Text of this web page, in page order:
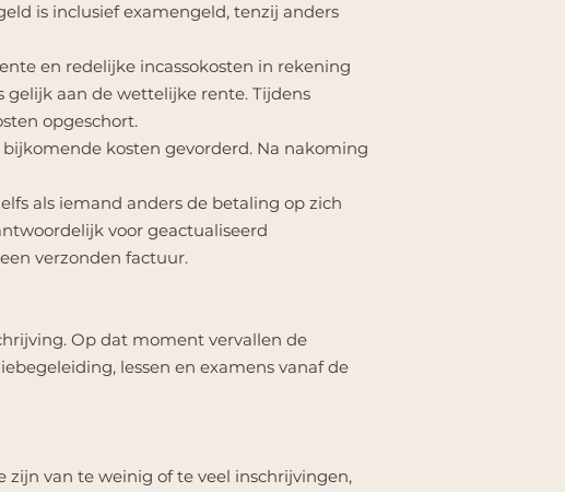
is inclusief examengeld, tenzij anders
en redelijke incassokosten in rekening
aan de wettelijke rente. Tijdens
opgeschort.
kosten gevorderd. Na nakoming
als iemand anders de betaling op zich
voor geactualiseerd
verzonden factuur.
Op dat moment vervallen de
lessen en examens vanaf de
zijn van te weinig of te veel inschrijvingen,